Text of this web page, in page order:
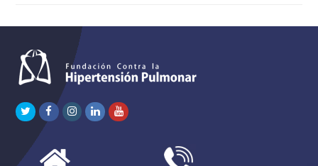
TwitterFacebook
Instagram
LinkedInYoutube